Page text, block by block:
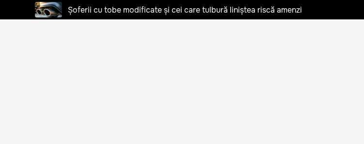
Șoferii cu tobe modificate și cei care tulbură liniștea riscă amenzi